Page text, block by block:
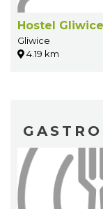
Hostel Gliwice
Gliwice
4.19 km